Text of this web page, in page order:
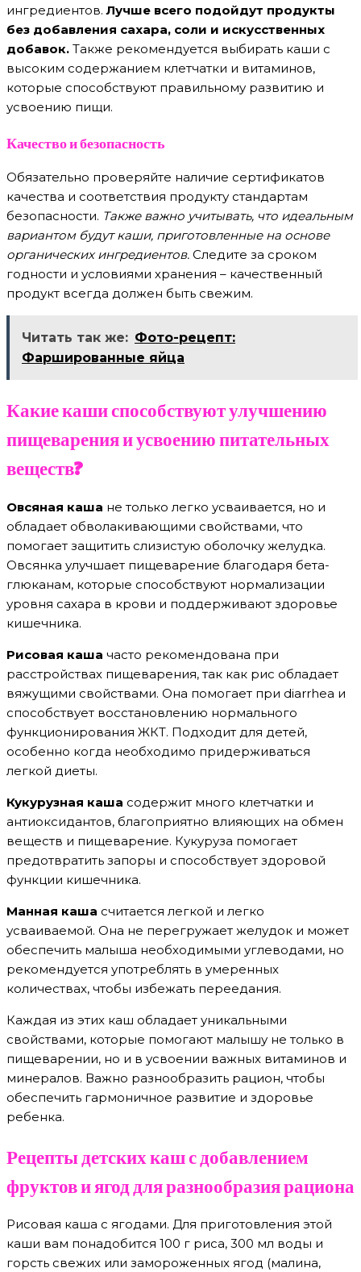
ингредиентов.Лучше всего подойдут продукты
без добавления сахара, соли и искусственных
добавок. Также рекомендуется выбирать каши с
высоким содержанием клетчатки и витаминов,
которые способствуют правильному развитию и
усвоению пищи.
Качество и безопасность
Обязательно проверяйте наличие сертификатов
качества и соответствия продукту стандартам
безопасности. Также важно учитывать, что идеальным
вариантом будут каши, приготовленные на основе
органических ингредиентов. Следите за сроком
годности и условиями хранения – качественный
продукт всегда должен быть свежим.
Читать так же: Фото-рецепт:
Фаршированные яйца
Какие каши способствуют улучшению
пищеварения и усвоению питательных
веществ?
Овсяная каша не только легко усваивается, но и
обладает обволакивающими свойствами, что
помогает защитить слизистую оболочку желудка.
Овсянка улучшает пищеварение благодаря бета-
глюканам, которые способствуют нормализации
уровня сахара в крови и поддерживают здоровье
кишечника.
Рисовая каша часто рекомендована при
расстройствах пищеварения, так как рис обладает
вяжущими свойствами. Она помогает при diarrhea и
способствует восстановлению нормального
функционирования ЖКТ. Подходит для детей,
особенно когда необходимо придерживаться
легкой диеты.
Кукурузная каша содержит много клетчатки и
антиоксидантов, благоприятно влияющих на обмен
веществ и пищеварение. Кукуруза помогает
предотвратить запоры и способствует здоровой
функции кишечника.
Манная каша считается легкой и легко
усваиваемой. Она не перегружает желудок и может
обеспечить малыша необходимыми углеводами, но
рекомендуется употреблять в умеренных
количествах, чтобы избежать переедания.
Каждая из этих каш обладает уникальными
свойствами, которые помогают малышу не только в
пищеварении, но и в усвоении важных витаминов и
минералов. Важно разнообразить рацион, чтобы
обеспечить гармоничное развитие и здоровье
ребенка.
Рецепты детских каш с добавлением
фруктов и ягод для разнообразия рациона
Рисовая каша с ягодами. Для приготовления этой
каши вам понадобится 100 г риса, 300 мл воды и
горсть свежих или замороженных ягод (малина,